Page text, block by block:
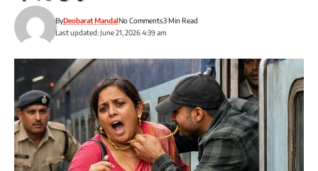
Last updated: June 21, 2026 4:39 am
ByDeobarat MandalNo Comments3 Min Read